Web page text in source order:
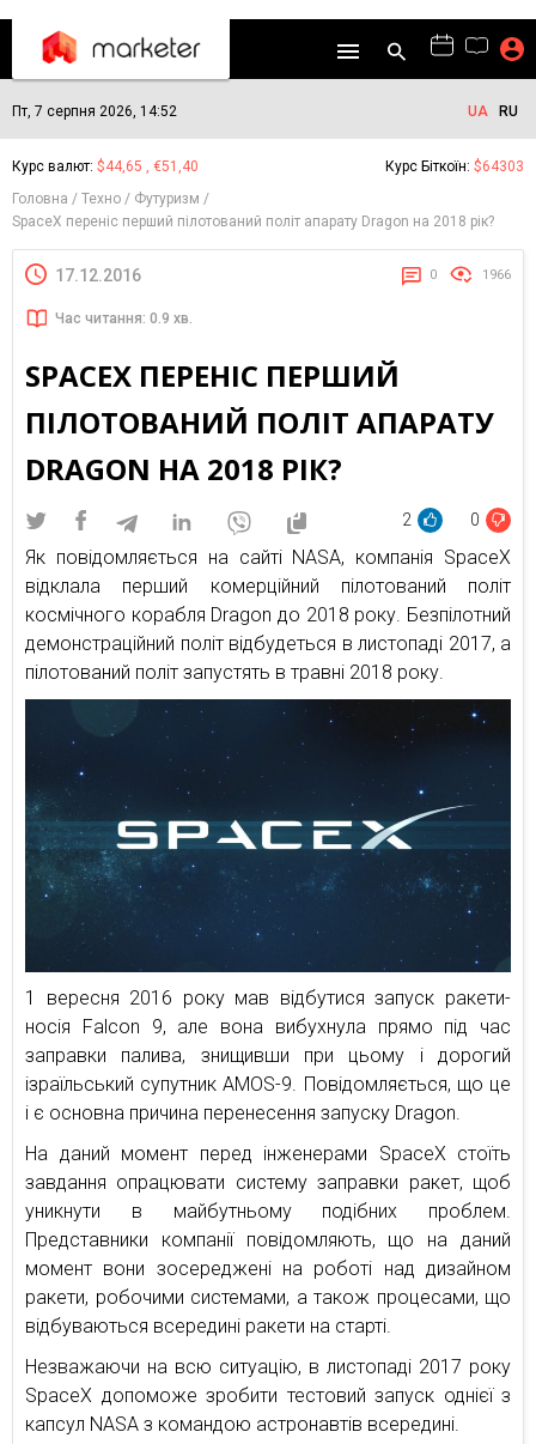
Пт, 7 серпня 2026, 14:52 UA RU
Курс валют: $44,65 , €51,40 Курс Біткоїн: $64303
Головна
Техно
Футуризм
SpaceX переніс перший пілотований політ апарату Dragon на 2018 рік?
17.12.2016 0 1966
Час читання: 0.9 хв.
SPACEX ПЕРЕНІС ПЕРШИЙ
ПІЛОТОВАНИЙ ПОЛІТ АПАРАТУ
DRAGON НА 2018 РІК?
2 0
Як повідомляється на сайті NASA, компанія SpaceX
відклала перший комерційний пілотований політ
космічного корабля Dragon до 2018 року. Безпілотний
демонстраційний політ відбудеться в листопаді 2017, а
пілотований політ запустять в травні 2018 року.
1 вересня 2016 року мав відбутися запуск ракети-
носія Falcon 9, але вона вибухнула прямо під час
заправки палива, знищивши при цьому і дорогий
ізраїльський супутник AMOS-9. Повідомляється, що це
і є основна причина перенесення запуску Dragon.
На даний момент перед інженерами SpaceX стоїть
завдання опрацювати систему заправки ракет, щоб
уникнути в майбутньому подібних проблем.
Представники компанії повідомляють, що на даний
момент вони зосереджені на роботі над дизайном
ракети, робочими системами, а також процесами, що
відбуваються всередині ракети на старті.
Незважаючи на всю ситуацію, в листопаді 2017 року
SpaceX допоможе зробити тестовий запуск однієї з
капсул NASA з командою астронавтів всередині.